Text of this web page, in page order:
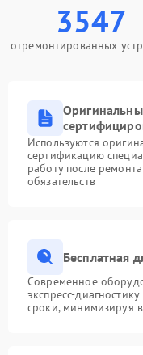
3547
отремонтированных
Используются
сертификацию
работу после
обязательств
Бесплатная
Современное
экспресс-
сроки, минимизируя